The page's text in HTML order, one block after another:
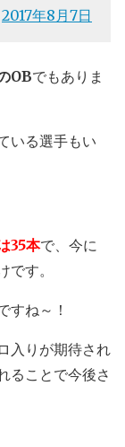
2017年8月7日
OBでもありま
いる選手もい
35本で、今に
す。
すね～！
入りが期待され
ることで今後さ